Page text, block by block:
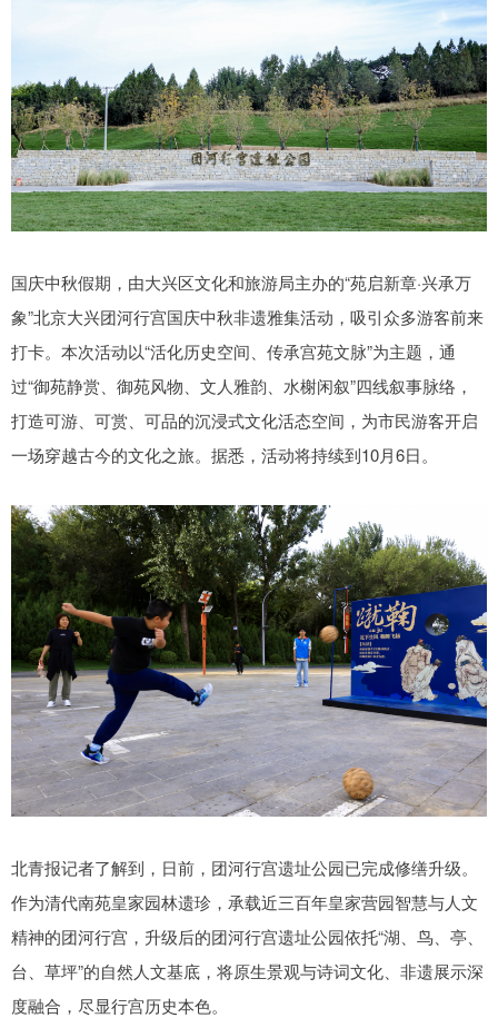
国庆中秋假期，由大兴区文化和旅游局主办的“苑启新章·兴承万
象”北京大兴团河行宫国庆中秋非遗雅集活动，吸引众多游客前来
打卡。本次活动以“活化历史空间、传承宫苑文脉”为主题，通
过“御苑静赏、御苑风物、文人雅韵、水榭闲叙”四线叙事脉络，
打造可游、可赏、可品的沉浸式文化活态空间，为市民游客开启
一场穿越古今的文化之旅。据悉，活动将持续到10月6日。
北青报记者了解到，日前，团河行宫遗址公园已完成修缮升级。
作为清代南苑皇家园林遗珍，承载近三百年皇家营园智慧与人文
精神的团河行宫，升级后的团河行宫遗址公园依托“湖、鸟、亭、
台、草坪”的自然人文基底，将原生景观与诗词文化、非遗展示深
度融合，尽显行宫历史本色。